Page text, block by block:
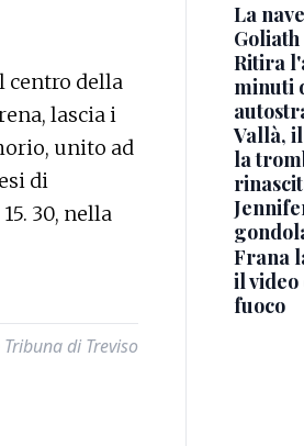
centro della
lascia i
unito ad
di
30, nella
di Treviso
La
Ritira
minuti
Vallà,
la
Frana
il
fuoco